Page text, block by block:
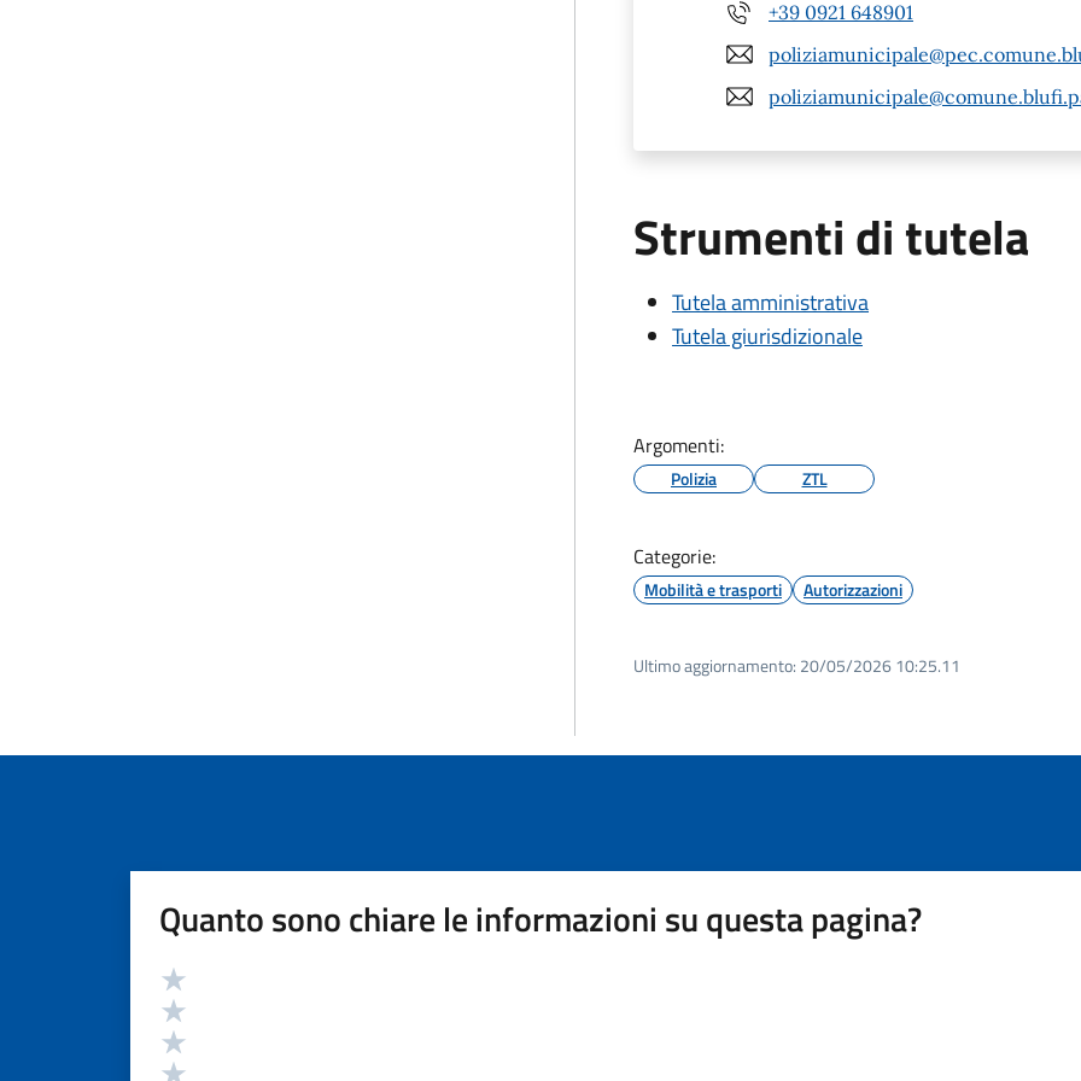
+39 0921 648901
Strumenti di tutela
Tutela amministrativa
Tutela giurisdizionale
Argomenti:
Polizia ZTL
Categorie:
Mobilità e trasporti Autorizzazioni
Ultimo aggiornamento: 20/05/2026 10:25.11
Quanto sono chiare le informazioni su questa pagina?
Valutazione